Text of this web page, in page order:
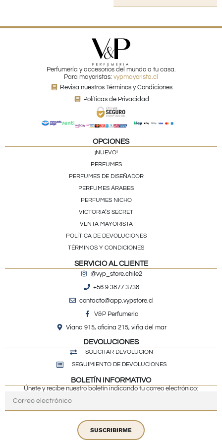
Perfumería y accesorios del mundo a tu casa.
Para mayoristas: vypmayorista.cl
Revisa nuestros Términos y Condiciones
Políticas de Privacidad
OPCIONES
¡NUEVO!
PERFUMES
PERFUMES DE DISEÑADOR
PERFUMES ÁRABES
PERFUMES NICHO
VICTORIA’S SECRET
VENTA MAYORISTA
POLÍTICA DE DEVOLUCIONES
TÉRMINOS Y CONDICIONES
SERVICIO AL CLIENTE
@vyp_store.chile2
+56 9 3877 3738
contacto@app.vypstore.cl
V&P Perfumeria
Viana 915, oficina 215, viña del mar
DEVOLUCIONES
SOLICITAR DEVOLUCIÓN
SEGUIMIENTO DE DEVOLUCIONES
BOLETÍN INFORMATIVO
Únete y recibe nuestro boletín indicando tu correo electrónico:
SUSCRIBIRME